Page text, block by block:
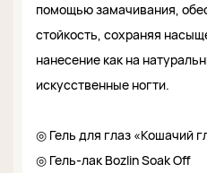
помощью замачивания,
стойкость, сохраняя
нанесение как на
искусственные ногти.
◎ Гель для глаз «Кошачий
◎ Гель-лак Bozlin Soak Off